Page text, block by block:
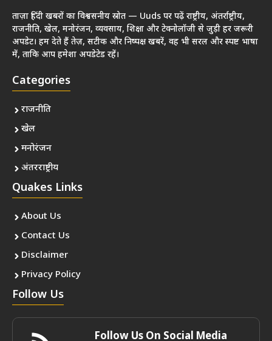
ताज़ा हिंदी खबरों का विश्वसनीय स्रोत — Uuds पर पढ़ें राष्ट्रीय, अंतर्राष्ट्रीय,
राजनीति, खेल, मनोरंजन, व्यवसाय, शिक्षा और टेक्नोलॉजी से जुड़ी हर जरूरी
अपडेट। हम देते हैं तेज़, सटीक और निष्पक्ष खबरें, वह भी सरल और स्पष्ट भाषा
में, ताकि आप हमेशा अपडेटेड रहें।
Categories
राजनीति
खेल
मनोरंजन
अंतरराष्ट्रीय
Quakes Links
About Us
Contact Us
Disclaimer
Privacy Policy
Follow Us
Follow Us On Social Media